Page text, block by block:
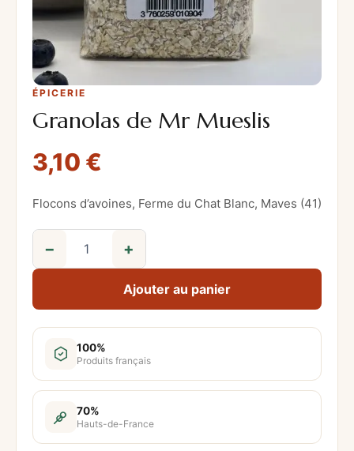
ÉPICERIE
Granolas de Mr Mueslis
3,10 €
Flocons d’avoines, Ferme du Chat Blanc, Maves (41)
u
a
− +
Ajouter au panier
100%
Produits français
70%
Hauts-de-France